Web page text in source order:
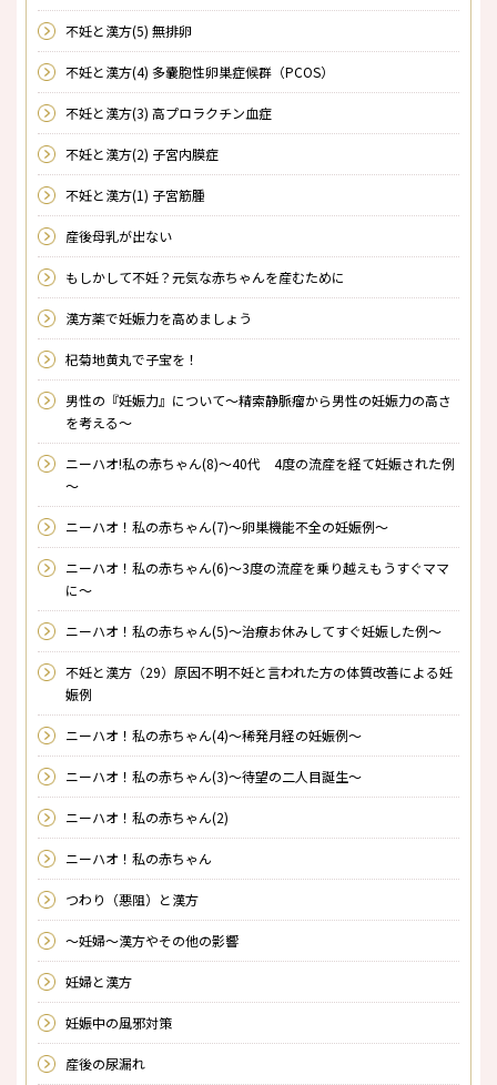
不妊と漢方(5) 無排卵
不妊と漢方(4) 多嚢胞性卵巣症候群（PCOS）
不妊と漢方(3) 高プロラクチン血症
不妊と漢方(2) 子宮内膜症
不妊と漢方(1) 子宮筋腫
産後母乳が出ない
もしかして不妊？元気な赤ちゃんを産むために
漢方薬で妊娠力を高めましょう
杞菊地黄丸で子宝を！
男性の『妊娠力』について～精索静脈瘤から男性の妊娠力の高さ
を考える～
ニーハオ!私の赤ちゃん(8)～40代 4度の流産を経て妊娠された例
～
ニーハオ！私の赤ちゃん(7)～卵巣機能不全の妊娠例～
ニーハオ！私の赤ちゃん(6)～3度の流産を乗り越えもうすぐママ
に～
ニーハオ！私の赤ちゃん(5)～治療お休みしてすぐ妊娠した例～
不妊と漢方（29）原因不明不妊と言われた方の体質改善による妊
娠例
ニーハオ！私の赤ちゃん(4)～稀発月経の妊娠例～
ニーハオ！私の赤ちゃん(3)～待望の二人目誕生～
ニーハオ！私の赤ちゃん(2)
ニーハオ！私の赤ちゃん
つわり（悪阻）と漢方
～妊婦～漢方やその他の影響
妊婦と漢方
妊娠中の風邪対策
産後の尿漏れ